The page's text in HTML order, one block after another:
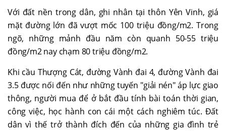
Với đất nền trong dân, ghi nhân tại thôn Yên Vinh, giá
mặt đường lớn đã vượt mốc 100 triệu đồng/m2. Trong
ngõ, những mảnh đầu năm còn quanh 50-55 triệu
đồng/m2 nay chạm 80 triệu đồng/m2.
Khi cầu Thượng Cát, đường Vành đai 4, đường Vành đai
3.5 được nối đến như những tuyến "giải nén" áp lực giao
thông, người mua để ở bắt đầu tính bài toán thời gian,
công việc, học hành con cái một cách nghiêm túc. Đất
dân vì thế trở thành đích đến của những gia đình trẻ